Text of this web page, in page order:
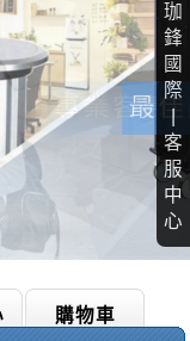
珈
鋒
國
際
|
客
服
中
心
購物車